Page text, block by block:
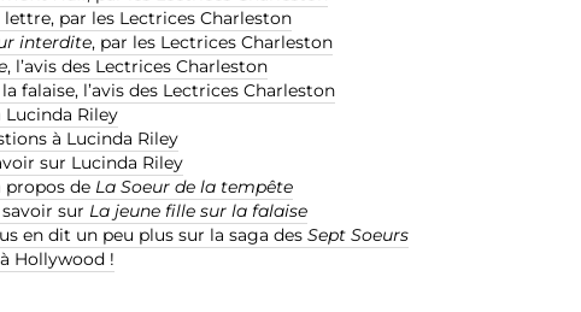
par les Lectrices Charleston
interdite, par les Lectrices Charleston
, l’avis des Lectrices Charleston
falaise, l’avis des Lectrices Charleston
Riley
à Lucinda Riley
sur Lucinda Riley
propos de La Soeur de la tempête
sur La jeune fille sur la falaise
en dit un peu plus sur la saga des Sept Soeurs
à Hollywood !